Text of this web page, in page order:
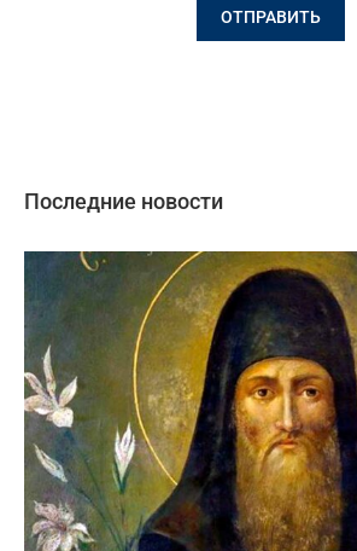
Последние новости